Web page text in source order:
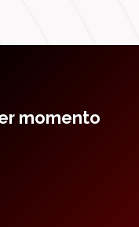
momento